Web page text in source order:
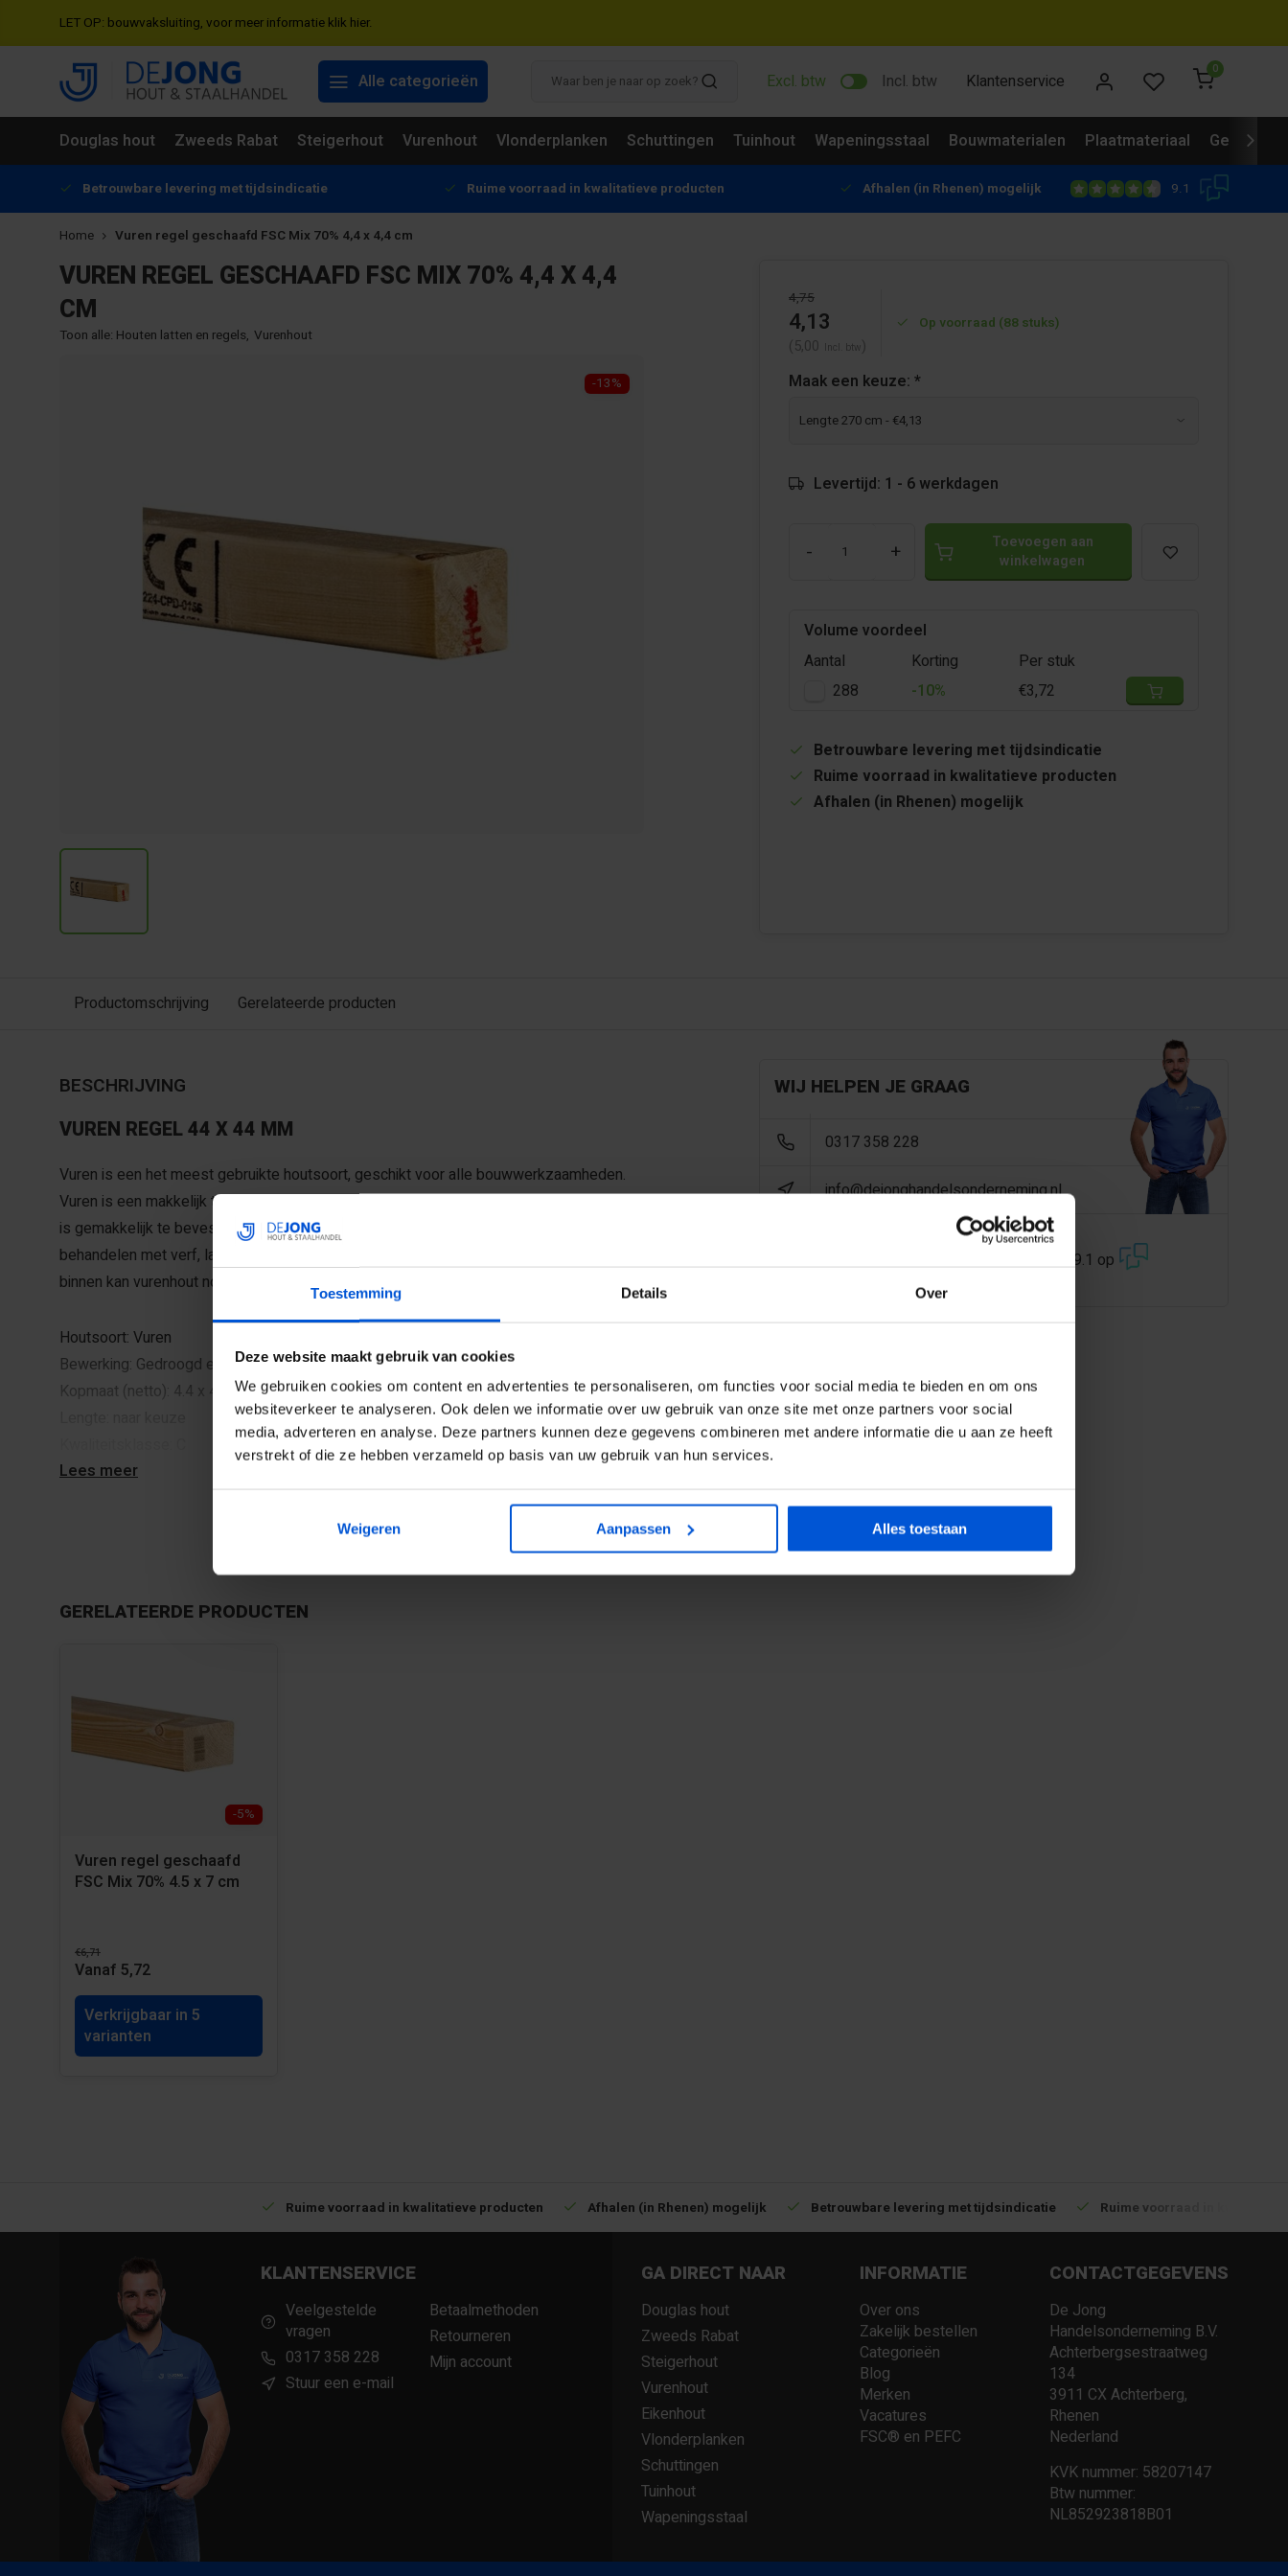
Toestemming Details Over
Deze website maakt gebruik van cookies
We gebruiken cookies om content en advertenties te personaliseren, om functies voor social media te bieden en om ons
websiteverkeer te analyseren. Ook delen we informatie over uw gebruik van onze site met onze partners voor social
media, adverteren en analyse. Deze partners kunnen deze gegevens combineren met andere informatie die u aan ze heeft
verstrekt of die ze hebben verzameld op basis van uw gebruik van hun services.
Weigeren Aanpassen Alles toestaan
LET OP: bouwvaksluiting, voor meer informatie klik hier.
Alle categorieën Excl. btw Incl. btw Klantenservice
0
Douglas hout Zweeds Rabat Steigerhout Vurenhout Vlonderplanken Schuttingen Tuinhout Wapeningsstaal Bouwmaterialen Plaatmateriaal
Betrouwbare levering met tijdsindicatie Ruime voorraad in kwalitatieve producten Afhalen (in Rhenen) mogelijk 9.1
Home Vuren regel geschaafd FSC Mix 70% 4,4 x 4,4 cm
VUREN REGEL GESCHAAFD FSC MIX 70% 4,4 X 4,4
CM
Toon alle: Houten latten en regels, Vurenhout
-13%
4,75
4,13
(5,00 Incl. btw )
Op voorraad (88 stuks)
Maak een keuze: *
Levertijd: 1 - 6 werkdagen
- +
Toevoegen aan
winkelwagen
Volume voordeel
Aantal
Korting
Per stuk
288
-10% €3,72
Betrouwbare levering met tijdsindicatie
Ruime voorraad in kwalitatieve producten
Afhalen (in Rhenen) mogelijk
Productomschrijving Gerelateerde producten
BESCHRIJVING
VUREN REGEL 44 X 44 MM
Vuren is een het meest gebruikte houtsoort, geschikt voor alle bouwwerkzaamheden.
Vuren is een makkelijk te bewerken houtsoort, zowel met de hand als machinaal. Vuren
is gemakkelijk te bevestigen met lijm, nagels en schroeven. Daarnaast is het goed te
behandelen met verf, lak of beits. Als is het vurenhout terug gedroogd, bij toepassing
binnen kan vurenhout nog wat verder inkrimpen.
Houtsoort: Vuren
Bewerking: Gedroogd en geschaafd
Kopmaat (netto): 4.4 x 4.4 cm
Hout kwaliteitsnorm: NEN 5466
Download Productveiligheid en contactgegevens TABS
Lees meer
WIJ HELPEN JE GRAAG
0317 358 228
info@dejonghandelsonderneming.nl
klanten geven ons een 9.1 op
GERELATEERDE PRODUCTEN
-5%
Vuren regel geschaafd
FSC Mix 70% 4.5 x 7 cm
€6,71
Vanaf 5,72
Verkrijgbaar in 5
varianten
Ruime voorraad in kwalitatieve producten Afhalen (in Rhenen) mogelijk Betrouwbare levering met tijdsindicatie Ruime voorraad in
KLANTENSERVICE
Veelgestelde
vragen
0317 358 228
Stuur een e-mail
Betaalmethoden
Retourneren
Mijn account
GA DIRECT NAAR
Douglas hout
Zweeds Rabat
Steigerhout
Vurenhout
Eikenhout
Vlonderplanken
Schuttingen
Tuinhout
Wapeningsstaal
INFORMATIE
Over ons
Zakelijk bestellen
Categorieën
Blog
Merken
Vacatures
FSC® en PEFC
CONTACTGEGEVENS
De Jong
Handelsonderneming B.V.
Achterbergsestraatweg
134
3911 CX Achterberg,
Rhenen
Nederland
KVK nummer: 58207147
Btw nummer:
NL852923818B01